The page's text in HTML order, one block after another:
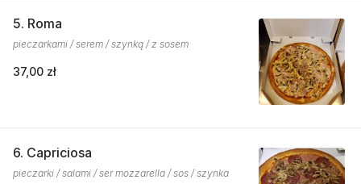
5. Roma
pieczarkami / serem / szynką / z sosem
37,00 zł
6. Capriciosa
pieczarki / salami / ser mozzarella / sos / szynka